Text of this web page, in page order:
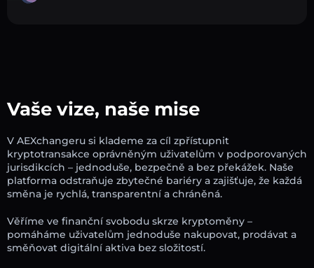
Vaše vize, naše mise
V AEXchangeru si klademe za cíl zpřístupnit
kryptotransakce oprávněným uživatelům v podporovaných
jurisdikcích – jednoduše, bezpečně a bez překážek. Naše
platforma odstraňuje zbytečné bariéry a zajišťuje, že každá
směna je rychlá, transparentní a chráněná.
Věříme ve finanční svobodu skrze kryptoměny –
pomáháme uživatelům jednoduše nakupovat, prodávat a
směňovat digitální aktiva bez složitostí.